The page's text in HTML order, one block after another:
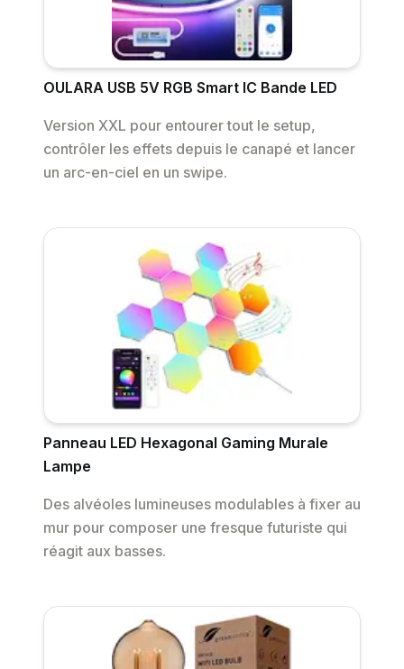
OULARA USB 5V RGB Smart IC Bande LED
Version XXL pour entourer tout le setup,
contrôler les effets depuis le canapé et lancer
un arc-en-ciel en un swipe.
Panneau LED Hexagonal Gaming Murale
Lampe
Des alvéoles lumineuses modulables à fixer au
mur pour composer une fresque futuriste qui
réagit aux basses.